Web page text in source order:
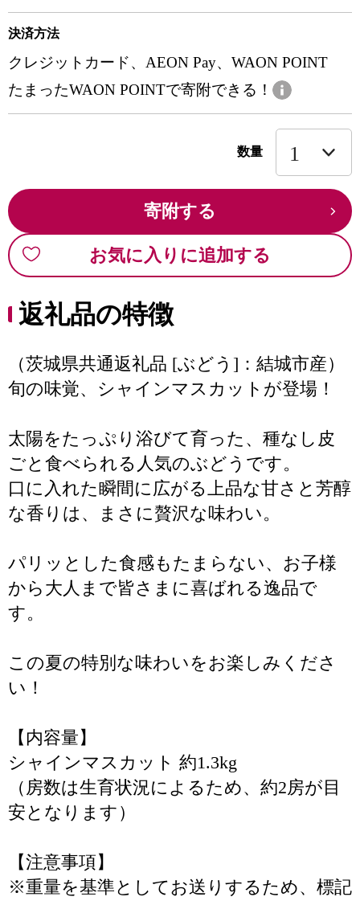
決済方法
クレジットカード、AEON Pay、WAON POINT
たまったWAON POINTで寄附できる！
数量
寄附する
お気に入りに追加する
返礼品の特徴
（茨城県共通返礼品 [ぶどう]：結城市産）
旬の味覚、シャインマスカットが登場！
太陽をたっぷり浴びて育った、種なし皮
ごと食べられる人気のぶどうです。
口に入れた瞬間に広がる上品な甘さと芳醇
な香りは、まさに贅沢な味わい。
パリッとした食感もたまらない、お子様
から大人まで皆さまに喜ばれる逸品で
す。
この夏の特別な味わいをお楽しみくださ
い！
【内容量】
シャインマスカット 約1.3kg
（房数は生育状況によるため、約2房が目
安となります）
【注意事項】
※重量を基準としてお送りするため、標記